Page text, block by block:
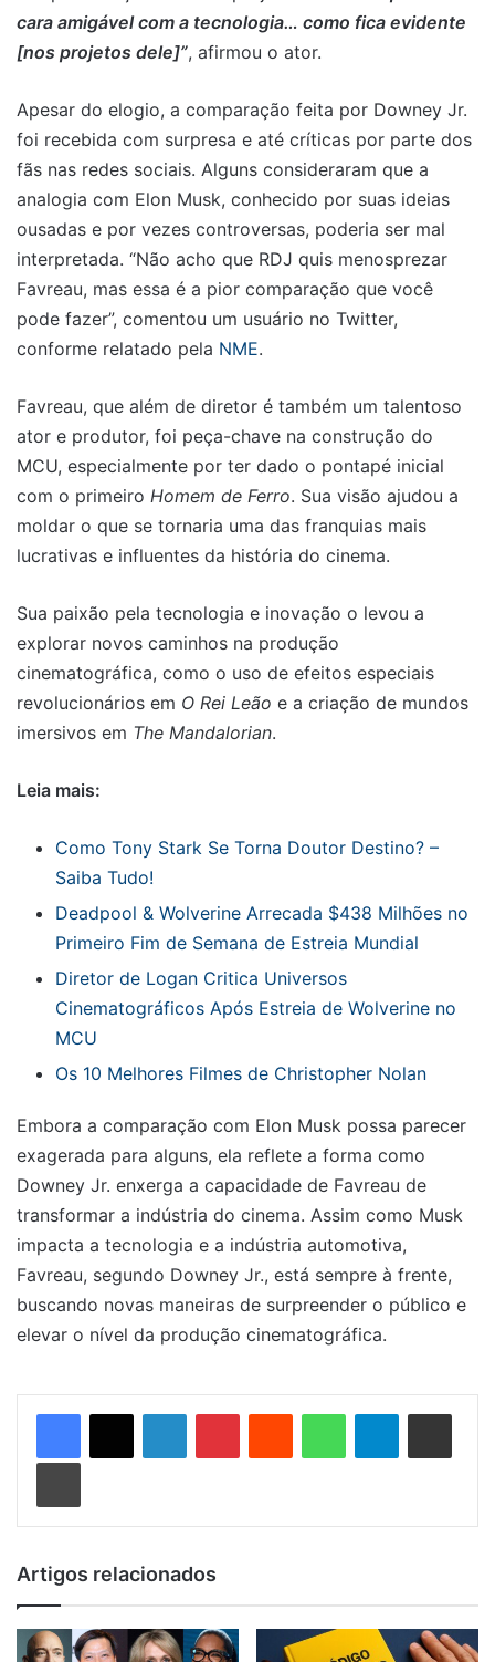
cara amigável com a tecnologia… como fica evidente
[nos projetos dele]”, afirmou o ator.
Apesar do elogio, a comparação feita por Downey Jr.
foi recebida com surpresa e até críticas por parte dos
fãs nas redes sociais. Alguns consideraram que a
analogia com Elon Musk, conhecido por suas ideias
ousadas e por vezes controversas, poderia ser mal
interpretada. “Não acho que RDJ quis menosprezar
Favreau, mas essa é a pior comparação que você
pode fazer”, comentou um usuário no Twitter,
conforme relatado pela NME.
Favreau, que além de diretor é também um talentoso
ator e produtor, foi peça-chave na construção do
MCU, especialmente por ter dado o pontapé inicial
com o primeiro Homem de Ferro. Sua visão ajudou a
moldar o que se tornaria uma das franquias mais
lucrativas e influentes da história do cinema.
Sua paixão pela tecnologia e inovação o levou a
explorar novos caminhos na produção
cinematográfica, como o uso de efeitos especiais
revolucionários em O Rei Leão e a criação de mundos
imersivos em The Mandalorian.
Leia mais:
Como Tony Stark Se Torna Doutor Destino? –
Saiba Tudo!
Deadpool & Wolverine Arrecada $438 Milhões no
Primeiro Fim de Semana de Estreia Mundial
Diretor de Logan Critica Universos
Cinematográficos Após Estreia de Wolverine no
MCU
Os 10 Melhores Filmes de Christopher Nolan
Embora a comparação com Elon Musk possa parecer
exagerada para alguns, ela reflete a forma como
Downey Jr. enxerga a capacidade de Favreau de
transformar a indústria do cinema. Assim como Musk
impacta a tecnologia e a indústria automotiva,
Favreau, segundo Downey Jr., está sempre à frente,
buscando novas maneiras de surpreender o público e
elevar o nível da produção cinematográfica.
LinkedinPinterestReddit WhatsAppTelegramCompartilhar via e-mail
Imprimir
Artigos relacionados